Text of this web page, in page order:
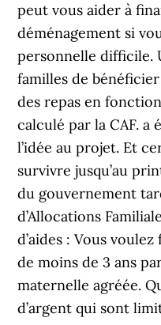
peut vous aider à
déménagement si
personnelle difficile.
familles de
des repas en
calculé par la CAF. a
l’idée au projet. Et
survivre jusqu’au
du gouvernement
d’Allocations
d’aides : Vous
de moins de 3 ans
maternelle agréée.
d’argent qui sont